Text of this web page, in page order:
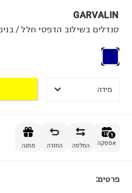
GARVALIN
סנדלים בשילוב הדפסי חלל /
מידה
1
אספקה החלפה החזרה מתנה
פרטים: